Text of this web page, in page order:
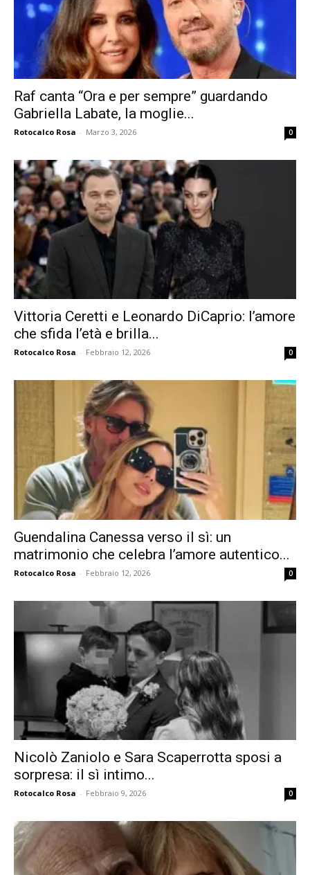
Raf canta “Ora e per sempre” guardando
Gabriella Labate, la moglie...
Rotocalco Rosa - Marzo 3, 2026 0
Vittoria Ceretti e Leonardo DiCaprio: l’amore
che sfida l’età e brilla...
Rotocalco Rosa - Febbraio 12, 2026 0
Guendalina Canessa verso il sì: un
matrimonio che celebra l’amore autentico...
Rotocalco Rosa - Febbraio 12, 2026 0
Nicolò Zaniolo e Sara Scaperrotta sposi a
sorpresa: il sì intimo...
Rotocalco Rosa - Febbraio 9, 2026 0